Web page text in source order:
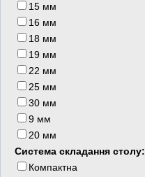
15 мм
16 мм
18 мм
19 мм
22 мм
25 мм
30 мм
9 мм
20 мм
Система складання столу:
Компактна